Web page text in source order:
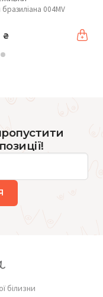
бразиліана 004MV
₴
білизни